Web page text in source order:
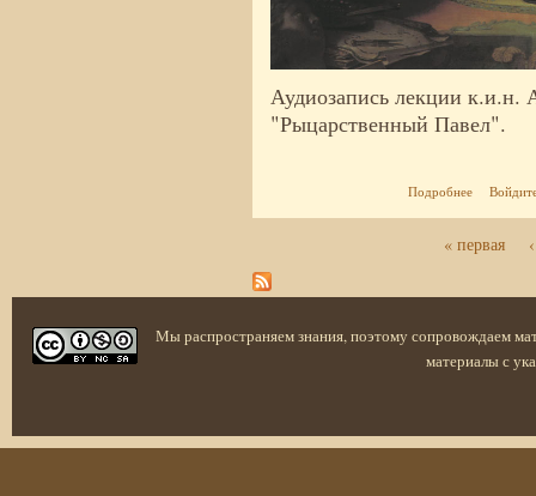
Аудиозапись лекции к.и.н.
"Рыцарственный Павел".
Подробнее о
« первая
Мы распространяем знания, поэтому сопровождаем
материалы с